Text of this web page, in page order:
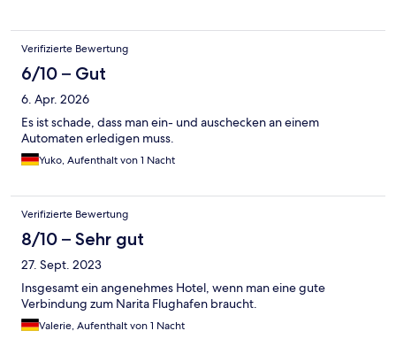
Verifizierte Bewertung
6/10 – Gut
6. Apr. 2026
Es ist schade, dass man ein- und auschecken an einem
Automaten erledigen muss.
Yuko, Aufenthalt von 1 Nacht
Verifizierte Bewertung
8/10 – Sehr gut
27. Sept. 2023
Insgesamt ein angenehmes Hotel, wenn man eine gute
Verbindung zum Narita Flughafen braucht.
Valerie, Aufenthalt von 1 Nacht